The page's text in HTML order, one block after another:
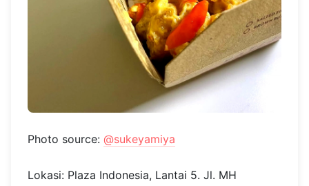
Photo source: @sukeyamiya
Lokasi: Plaza Indonesia, Lantai 5. Jl. MH